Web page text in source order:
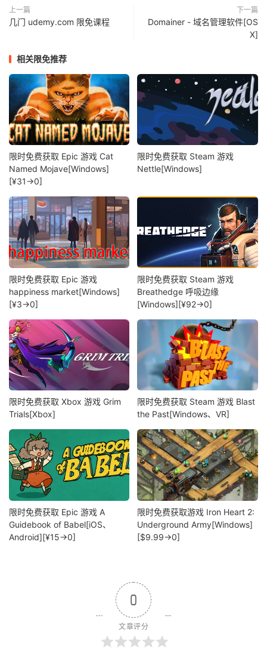
上一篇
几门 udemy.com 限免课程
下一篇
Domainer - 域名管理软件[OS
X]
相关限免推荐
限时免费获取 Epic 游戏 Cat
Named Mojave[Windows]
[¥31→0]
限时免费获取 Steam 游戏
Nettle[Windows]
限时免费获取 Epic 游戏
happiness market[Windows]
[¥3→0]
限时免费获取 Steam 游戏
Breathedge 呼吸边缘
[Windows][¥92→0]
限时免费获取 Xbox 游戏 Grim
Trials[Xbox]
限时免费获取 Steam 游戏 Blast
the Past[Windows、VR]
限时免费获取 Epic 游戏 A
Guidebook of Babel[iOS、
Android][¥15→0]
限时免费获取游戏 Iron Heart 2:
Underground Army[Windows]
[$9.99→0]
0
文章评分